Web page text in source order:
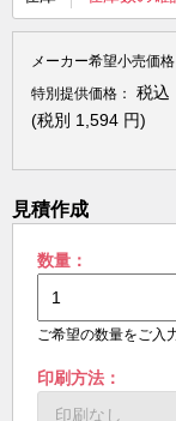
メーカー希望小売価格
特別提供価格：
税込
(税別 1,594 円)
見積作成
数量：
ご希望の数量をご入
印刷方法：